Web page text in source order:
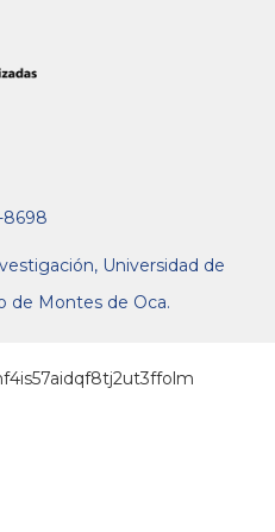
8698
Universidad de
de Montes de Oca.